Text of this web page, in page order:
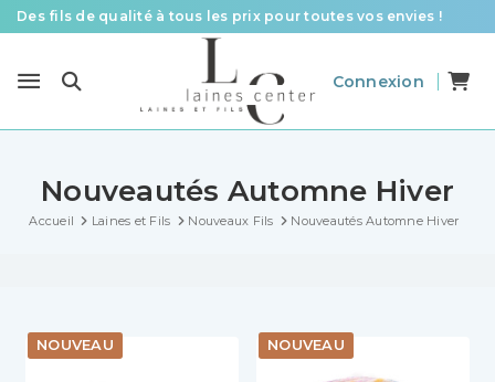
Des fils de qualité à tous les prix pour toutes vos envies !
Le spécialiste laines et fils en France pour le tricot et le crochet
Connexion
Nouveautés Automne Hiver
Accueil Laines et Fils Nouveaux Fils Nouveautés Automne Hiver
NOUVEAU NOUVEAU